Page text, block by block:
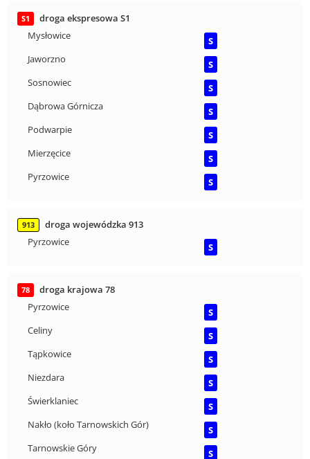
S1
droga ekspresowa S1
Mysłowice
S
Jaworzno
S
Sosnowiec
S
Dąbrowa Górnicza
S
Podwarpie
S
Mierzęcice
S
Pyrzowice
S
913
droga wojewódzka 913
Pyrzowice
S
78
droga krajowa 78
Pyrzowice
S
Celiny
S
Tąpkowice
S
Niezdara
S
Świerklaniec
S
Nakło (koło Tarnowskich Gór)
S
Tarnowskie Góry
S